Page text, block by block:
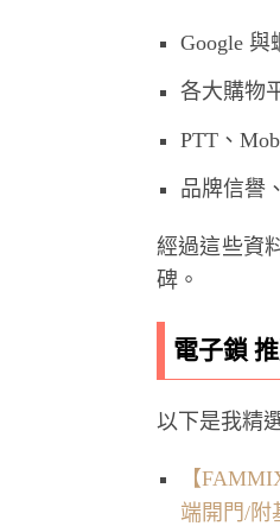
Google
各大購物
PTT、
品牌信譽
經過這些資
碑。
電子鎖
以下是我精
【
端開門/附